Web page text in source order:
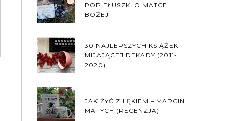
POPIEŁUSZKI O MATCE
BOŻEJ
30 NAJLEPSZYCH KSIĄŻEK
MIJAJĄCEJ DEKADY (2011-
2020)
JAK ŻYĆ Z LĘKIEM – MARCIN
MATYCH (RECENZJA)